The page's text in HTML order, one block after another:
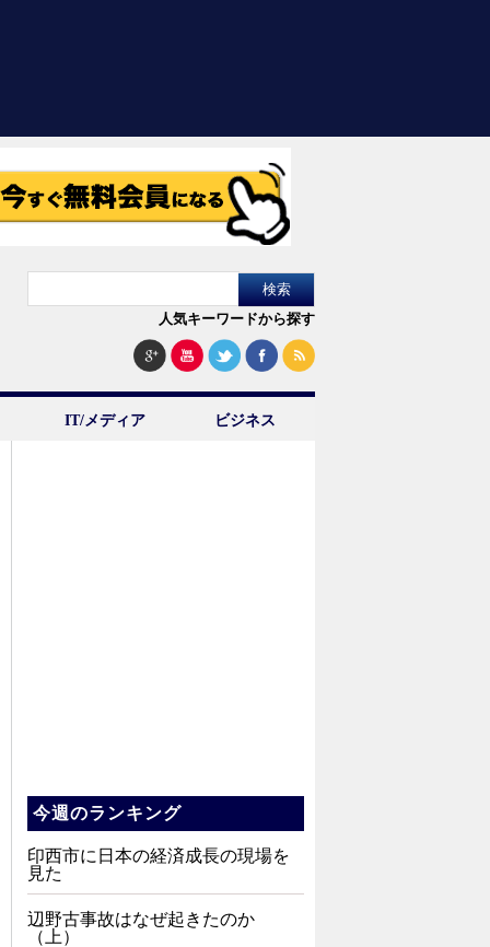
人気キーワードから探す
IT/メディア ビジネス
今週のランキング
印西市に日本の経済成長の現場を
見た
辺野古事故はなぜ起きたのか
（上）